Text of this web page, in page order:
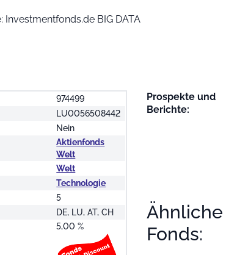
Investmentfonds.de BIG DATA
974499
LU0056508442
Nein
Aktienfonds
Welt
Welt
Technologie
5
DE, LU, AT, CH
5,00 %
Prospekte und
Berichte:
Ähnliche
Fonds: